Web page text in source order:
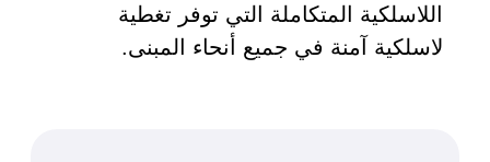
اللاسلكية المتكاملة التي توفر تغطية
لاسلكية آمنة في جميع أنحاء المبنى.